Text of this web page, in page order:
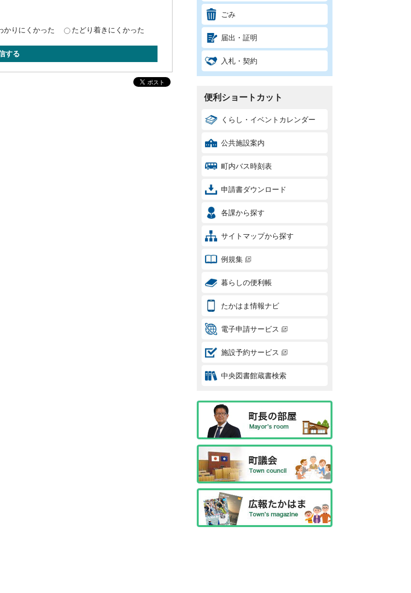
かりにくかった たどり着きにくかった
する
ごみ
届出・証明
入札・契約
便利ショートカット
くらし・イベントカレンダー
公共施設案内
町内バス時刻表
申請書ダウンロード
各課から探す
サイトマップから探す
例規集
暮らしの便利帳
たかはま情報ナビ
電子申請サービス
施設予約サービス
中央図書館蔵書検索